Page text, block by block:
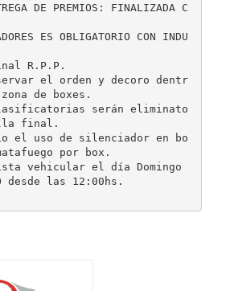
DE PREMIOS: FINALIZADA C
ES OBLIGATORIO CON INDU
R.P.P.
el orden y decoro dentr
de boxes.
serán eliminato
final.
el uso de silenciador en bo
por box.
vehicular el día Domingo
desde las 12:00hs.